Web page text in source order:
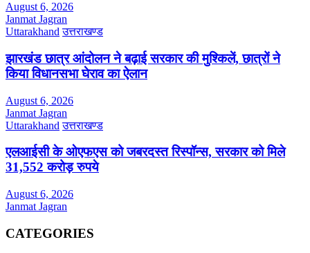
August 6, 2026
Janmat Jagran
Uttarakhand उत्तराखण्ड
झारखंड छात्र आंदोलन ने बढ़ाई सरकार की मुश्किलें, छात्रों ने
किया विधानसभा घेराव का ऐलान
August 6, 2026
Janmat Jagran
Uttarakhand उत्तराखण्ड
एलआईसी के ओएफएस को जबरदस्त रिस्पॉन्स, सरकार को मिले
31,552 करोड़ रुपये
August 6, 2026
Janmat Jagran
CATEGORIES